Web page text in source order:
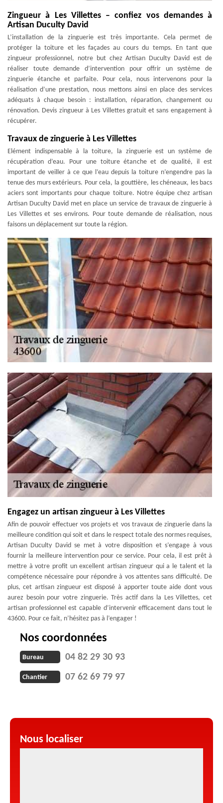
Zingueur à Les Villettes – confiez vos demandes à
Artisan Duculty David
L’installation de la zinguerie est très importante. Cela permet de
protéger la toiture et les façades au cours du temps. En tant que
zingueur professionnel, notre but chez Artisan Duculty David est de
réaliser toute demande d’intervention pour offrir un système de
zinguerie étanche et parfaite. Pour cela, nous intervenons pour la
réalisation d’une prestation, nous mettons ainsi en place des services
adéquats à chaque besoin : installation, réparation, changement ou
rénovation. Devis zingueur à Les Villettes gratuit et sans engagement à
récupérer.
Travaux de zinguerie à Les Villettes
Elément indispensable à la toiture, la zinguerie est un système de
récupération d’eau. Pour une toiture étanche et de qualité, il est
important de veiller à ce que l’eau depuis la toiture n’engendre pas la
tenue des murs extérieurs. Pour cela, la gouttière, les chéneaux, les bacs
aciers sont importants pour chaque toiture. Notre équipe chez artisan
Artisan Duculty David met en place un service de travaux de zinguerie à
Les Villettes et ses environs. Pour toute demande de réalisation, nous
faisons un déplacement sur toute la région.
Engagez un artisan zingueur à Les Villettes
Afin de pouvoir effectuer vos projets et vos travaux de zinguerie dans la
meilleure condition qui soit et dans le respect totale des normes requises,
Artisan Duculty David se met à votre disposition et s’engage à vous
fournir la meilleure intervention pour ce service. Pour cela, il est prêt à
mettre à votre profit un excellent artisan zingueur qui a le talent et la
compétence nécessaire pour répondre à vos attentes sans difficulté. De
plus, cet artisan zingueur est disposé à apporter toute aide dont vous
aurez besoin pour votre zinguerie. Très actif dans la Les Villettes, cet
artisan professionnel est capable d’intervenir efficacement dans tout le
43600. Pour ce fait, n’hésitez pas à l’engager !
Nos coordonnées
Bureau 04 82 29 30 93
Chantier 07 62 69 79 97
Nous localiser